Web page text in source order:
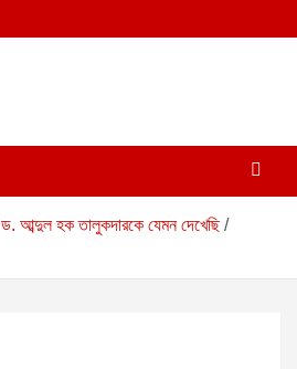
ড. আব্দুল হক তালুকদারকে যেমন দেখেছি